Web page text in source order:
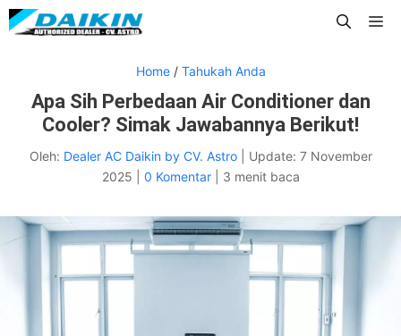
Langsung
ke
Home/ Tahukah Anda
Apa Sih Perbedaan Air Conditioner dan
Cooler? Simak Jawabannya Berikut!
Oleh: Dealer AC Daikin by CV. Astro Update: 7 November
2025
0 Komentar 3 menit baca